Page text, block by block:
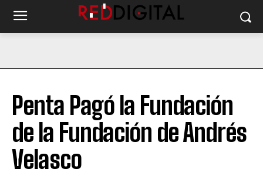
Penta Pagó la Fundación
de la Fundación de Andrés
Velasco